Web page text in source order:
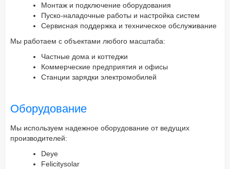
Монтаж и подключение оборудования
Пуско-наладочные работы и настройка систем
Сервисная поддержка и техническое обслуживание
Мы работаем с объектами любого масштаба:
Частные дома и коттеджи
Коммерческие предприятия и офисы
Станции зарядки электромобилей
Оборудование
Мы используем надежное оборудование от ведущих
производителей:
Deye
Felicitysolar